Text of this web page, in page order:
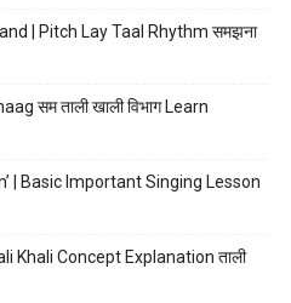
| Pitch Lay Taal Rhythm समझना
सम ताली खाली विभाग Learn
| Basic Important Singing Lesson
Khali Concept Explanation ताली